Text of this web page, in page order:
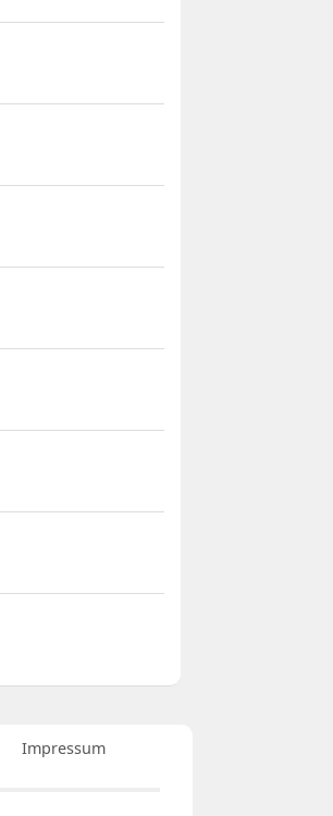
Impressum